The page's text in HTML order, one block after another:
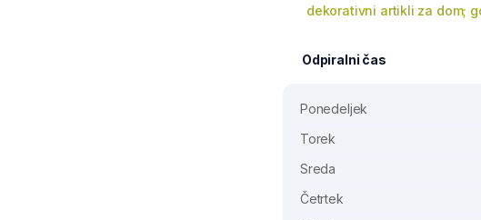
dekorativni artikli za dom;
Odpiralni čas
Ponedeljek
Torek
Sreda
Četrtek